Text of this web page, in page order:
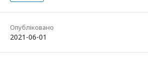
Опубліковано
2021-06-01